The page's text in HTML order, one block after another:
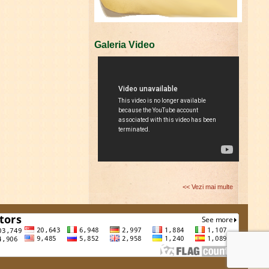
Galeria Video
<< Vezi mai multe